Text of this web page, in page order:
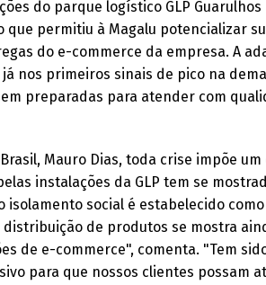
do parque logístico GLP
que permitiu à Magalu potencializar
do e-commerce da empresa. A
nos primeiros sinais de pico na
preparadas para atender com
Mauro Dias, toda crise impõe
instalações da GLP tem se
isolamento social é estabelecido
de produtos se mostra
de e-commerce", comenta. "Tem
para que nossos clientes possam